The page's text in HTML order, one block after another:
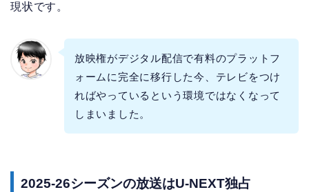
現状です。
放映権がデジタル配信で有料のプラットフ
ォームに完全に移行した今、テレビをつけ
ればやっているという環境ではなくなって
しまいました。
2025-26シーズンの放送はU-NEXT独占